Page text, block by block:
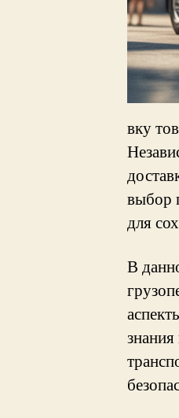
вку
выбор
для
В